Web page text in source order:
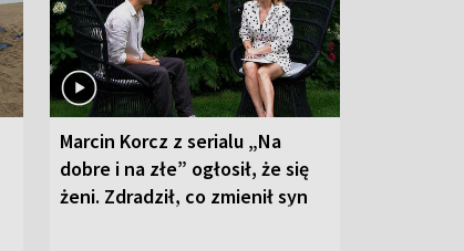
Marcin Korcz z serialu „Na
dobre i na złe” ogłosił, że się
żeni. Zdradził, co zmienił syn